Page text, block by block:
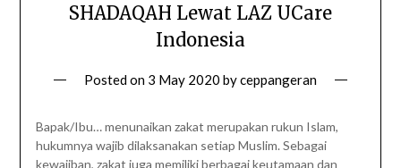
SHADAQAH Lewat LAZ UCare
Indonesia
Posted on 3 May 2020 byceppangeran
Bapak/Ibu… menunaikan zakat merupakan rukun Islam,
hukumnya wajib dilaksanakan setiap Muslim. Sebagai
kewajiban, zakat juga memiliki berbagai keutamaan dan